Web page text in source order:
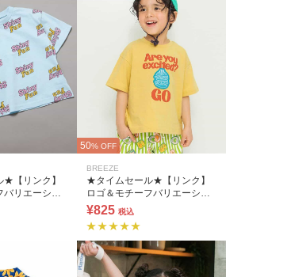
【リンク】
バリエーショ
50% OFF
BREEZE
★タイムセール★【リンク】
ロゴ＆モチーフバリエーショ
ンTシャツ
¥825 税込